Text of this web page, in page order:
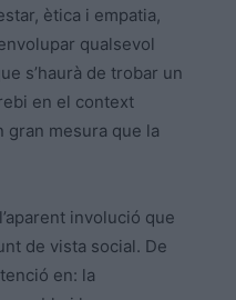
ètica i empatia,
qualsevol
s’haurà de trobar un
en el context
mesura que la
involució que
de vista social. De
en: la